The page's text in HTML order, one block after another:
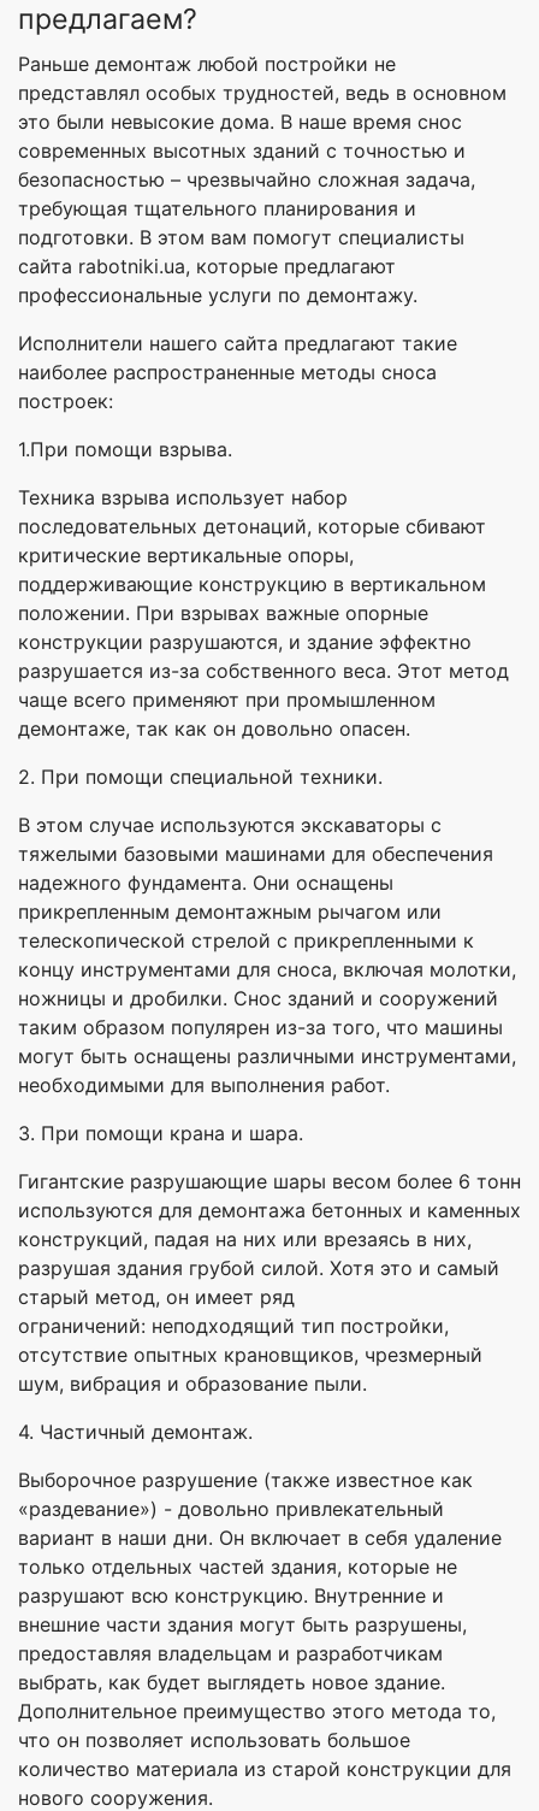
предлагаем?
Раньше демонтаж любой постройки не
представлял особых трудностей, ведь в основном
это были невысокие дома. В наше время снос
современных высотных зданий с точностью и
безопасностью – чрезвычайно сложная задача,
требующая тщательного планирования и
подготовки. В этом вам помогут специалисты
сайта rabotniki.ua, которые предлагают
профессиональные услуги по демонтажу.
Исполнители нашего сайта предлагают такие
наиболее распространенные методы сноса
построек:
1.При помощи взрыва.
Техника взрыва использует набор
последовательных детонаций, которые сбивают
критические вертикальные опоры,
поддерживающие конструкцию в вертикальном
положении. При взрывах важные опорные
конструкции разрушаются, и здание эффектно
разрушается из-за собственного веса. Этот метод
чаще всего применяют при промышленном
демонтаже, так как он довольно опасен.
2. При помощи специальной техники.
В этом случае используются экскаваторы с
тяжелыми базовыми машинами для обеспечения
надежного фундамента. Они оснащены
прикрепленным демонтажным рычагом или
телескопической стрелой с прикрепленными к
концу инструментами для сноса, включая молотки,
ножницы и дробилки. Снос зданий и сооружений
таким образом популярен из-за того, что машины
могут быть оснащены различными инструментами,
необходимыми для выполнения работ.
3. При помощи крана и шара.
Гигантские разрушающие шары весом более 6 тонн
используются для демонтажа бетонных и каменных
конструкций, падая на них или врезаясь в них,
разрушая здания грубой силой. Хотя это и самый
старый метод, он имеет ряд
ограничений: неподходящий тип постройки,
отсутствие опытных крановщиков, чрезмерный
шум, вибрация и образование пыли.
4. Частичный демонтаж.
Выборочное разрушение (также известное как
«раздевание») - довольно привлекательный
вариант в наши дни. Он включает в себя удаление
только отдельных частей здания, которые не
разрушают всю конструкцию. Внутренние и
внешние части здания могут быть разрушены,
предоставляя владельцам и разработчикам
выбрать, как будет выглядеть новое здание.
Дополнительное преимущество этого метода то,
что он позволяет использовать большое
количество материала из старой конструкции для
нового сооружения.